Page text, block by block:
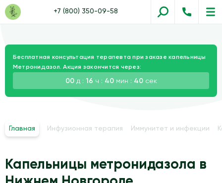
+7 (800) 350-09-58
Бесплатная консультация терапевта при заказе капельницы
Метронидазол. Акция закончится через:
00 д :16 ч : 40 мин : 39сек
Главная Инфузионная терапия Иммунитет и инфекции
Капельницы метронидазола в